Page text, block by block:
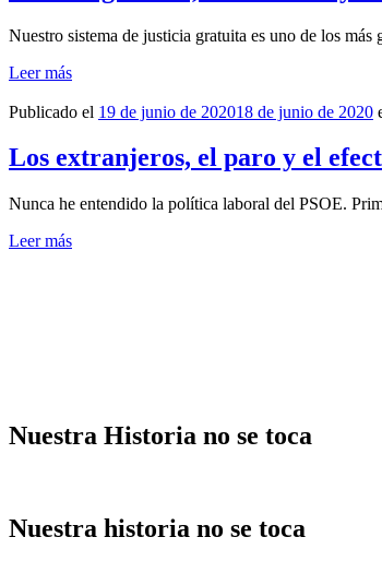
Nuestro sistema de justicia gratuita es uno de los
Leer más
Publicado el 19 de junio de 202018 de junio de 2020
Los extranjeros, el paro y el
Nunca he entendido la política laboral del PSOE.
Leer más
Nuestra Historia no se toca
Nuestra historia no se toca